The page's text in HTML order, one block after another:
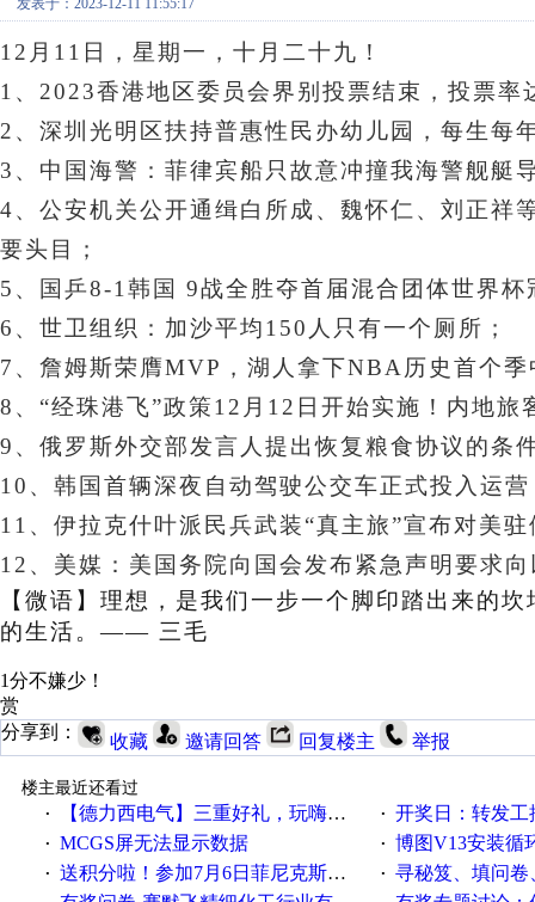
发表于：2023-12-11 11:55:17
12月11日，星期一 ，十月二十九！
1、2023香港地区委员会界别投票结束，投票率
2、深圳光明区扶持普惠性民办幼儿园，每生每
3、中国海警：菲律宾船只故意冲撞我海警舰艇
4、 公安机关公开通缉白所成、魏怀仁、刘正祥
要头目
；
5、
国乒8-1韩国 9战全胜夺首届混合团体世界杯
6、世卫组织：加沙平均150人只有一个厕所；
7、 詹姆斯荣膺MVP，湖人拿下NBA历史首个季
8、“经珠港飞”政策12月12日开始实施！内地旅
9、俄罗斯外交部发言人提出恢复粮食协议的条
10、韩国首辆深夜自动驾驶公交车正式投入运营
11、 伊拉克什叶派民兵武装“真主旅”宣布对美
12、美媒：美国务院向国会发布紧急声明要求
【微语】 理想，是我们一步一个脚印踏出来的
的生活。—— 三毛
1分不嫌少！
赏
分享到：
收藏 邀请回答 回复楼主 举报
楼主最近还看过
·
【德力西电气】三重好礼，玩嗨夏日！ · 开奖日：转发工控速派
· MCGS屏无法显示数据 · 博图V13安装循环重启
· 送积分啦！参加7月6日菲尼克斯在线研讨会即得 · 寻秘笈、填问卷